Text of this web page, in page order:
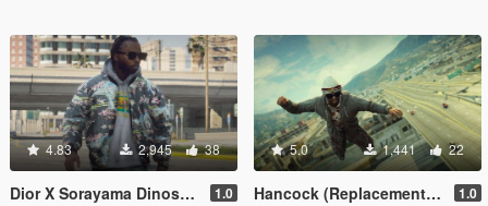
4.83 2,945 38
Dior X Sorayama Dinosaur Bomber 1.0
5.0 1,441 22
Hancock (Replacement for Franklin) 1.0